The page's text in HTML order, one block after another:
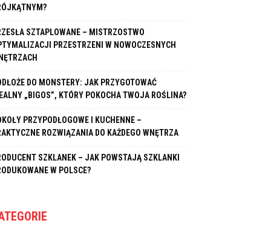
SZTAPLOWANE – MISTRZOSTWO
PRZESTRZENI W NOWOCZESNYCH
DO MONSTERY: JAK PRZYGOTOWAĆ
„BIGOS”, KTÓRY POKOCHA TWOJA ROŚLINA?
PRZYPODŁOGOWE I KUCHENNE –
ROZWIĄZANIA DO KAŻDEGO WNĘTRZA
SZKLANEK – JAK POWSTAJĄ SZKLANKI
W POLSCE?